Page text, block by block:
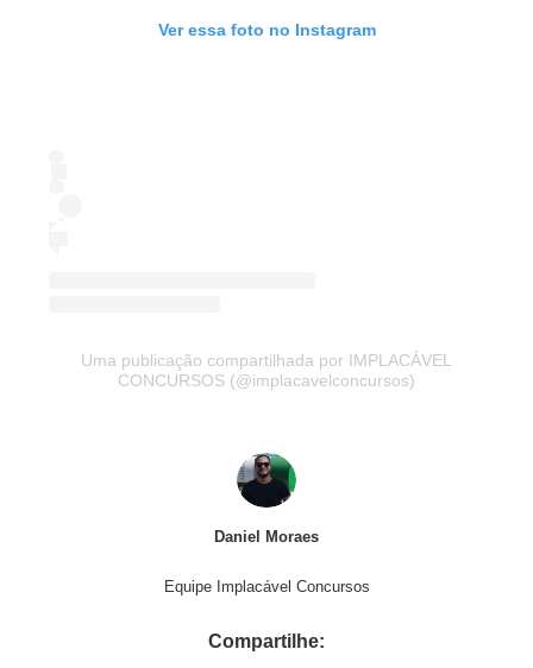
Ver essa foto no Instagram
Uma publicação compartilhada por IMPLACÁVEL
CONCURSOS (@implacavelconcursos)
Daniel Moraes
Equipe Implacável Concursos
Compartilhe: